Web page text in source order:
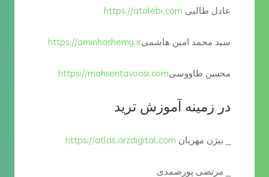
عادل طالبی https://atalebi.com
سید محمد امین هاشمیhttps://aminhashemy.ir
محسن طاووسیhttps://mohsentavoosi.com
در زمینه آموزش ترید
_ بیژن مهربان https://atlas.arzdigital.com
_ مرتضی پورصمدی